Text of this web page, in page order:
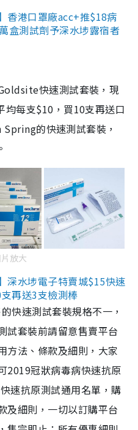
香港口罩廠acc+推$18病
盒測試劑予深水埗露宿者
快速測試套裝，現
每支$10，買10支再送口
的快速測試套裝，
放大
深水埗電子特賣城$15快速
再送3支檢測棒
快速測試套裝規格不一，
試套裝前請留意售賣平台
方法、條款及細則，大家
2019冠狀病毒病快速抗原
速抗原測試通用名單，購
及細則，一切以訂購平台